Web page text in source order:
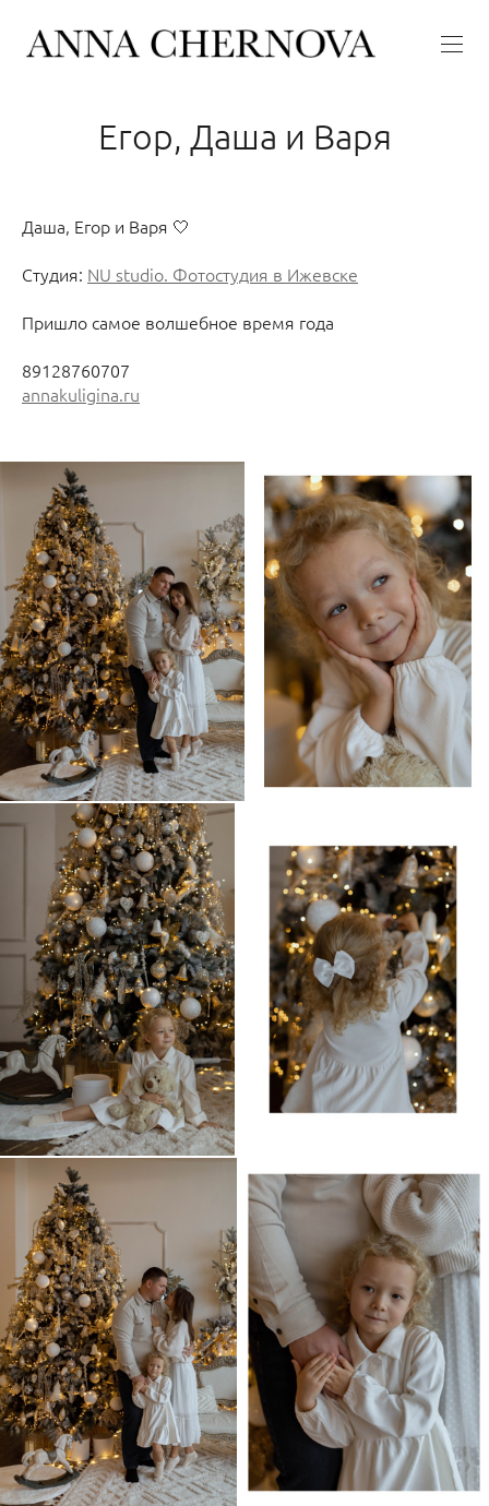
Егор, Даша и Варя
Даша, Егор и Варя 🤍
Студия: NU studio. Фотостудия в Ижевске
Пришло самое волшебное время года
89128760707
annakuligina.ru